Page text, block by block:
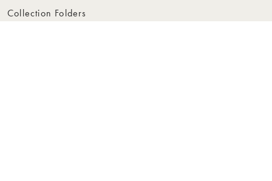
Collection Folders